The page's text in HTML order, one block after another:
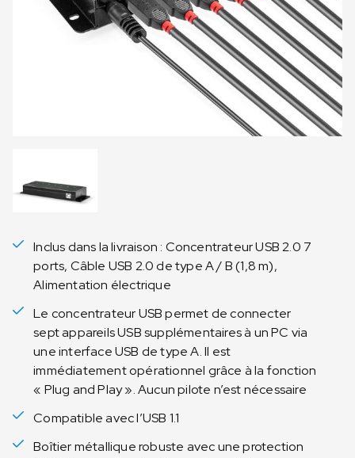
Inclus dans la livraison : Concentrateur USB 2.0 7
ports, Câble USB 2.0 de type A / B (1,8 m),
Alimentation électrique
Le concentrateur USB permet de connecter
sept appareils USB supplémentaires à un PC via
une interface USB de type A. Il est
immédiatement opérationnel grâce à la fonction
« Plug and Play ». Aucun pilote n’est nécessaire
Compatible avec l’USB 1.1
Boîtier métallique robuste avec une protection